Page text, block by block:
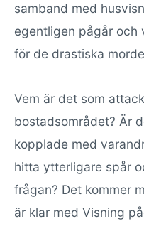
samband med
egentligen pågår och
för de drastiska
Vem är det som
bostadsområdet? Är
kopplade med
hitta ytterligare spår
frågan? Det kommer
är klar med Visning